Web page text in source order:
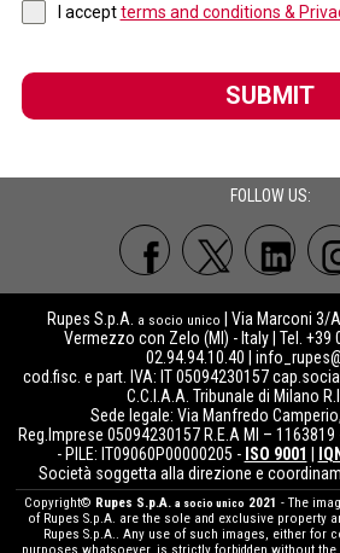
I acceptterms and conditions &
SUBMIT
FOLLOW US:
Rupes S.p.A. a socio unico
| Via Marconi 3/
Vermezzo con Zelo (MI) - Italy | Tel. +39
02.94.94.10.40 |
cod.fisc. e part. IVA: IT 05094230157
C.C.I.A.A. Tribunale di Milano
Sede legale: Via Manfredo
Reg.Imprese 05094230157 R.E.A MI – 1163819
- PILE: IT09060P00000205 - ISO 9001
Società soggetta alla direzione e
Copyright© Rupes S.p.A. a socio unico 2021 - The
of Rupes S.p.A. are the sole and exclusive property
Rupes S.p.A.. Any use of such images, either for
purposes whatsoever, is strictly forbidden without